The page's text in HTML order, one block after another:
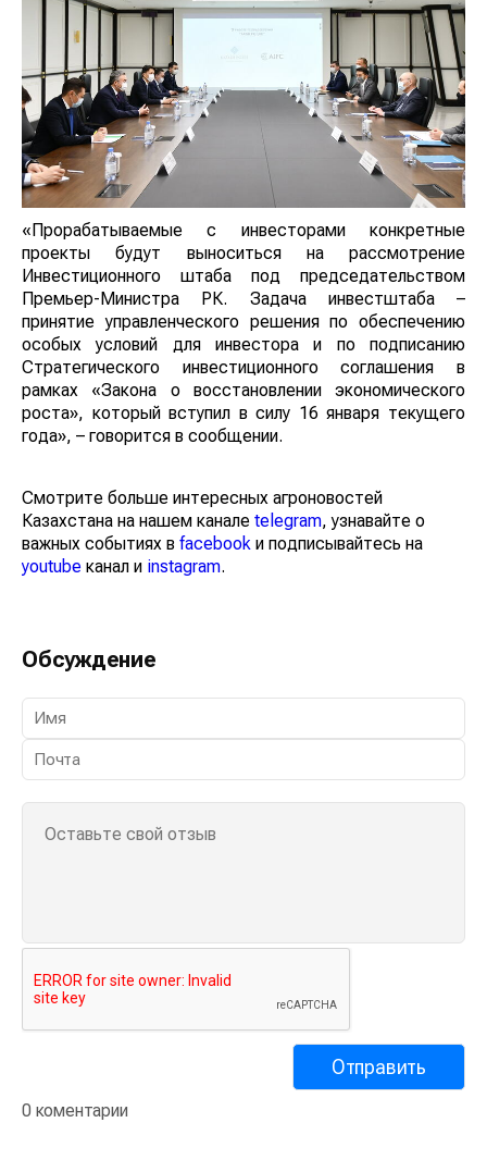
«Прорабатываемые с инвесторами конкретные
проекты будут выноситься на рассмотрение
Инвестиционного штаба под председательством
Премьер-Министра РК. Задача инвестштаба –
принятие управленческого решения по обеспечению
особых условий для инвестора и по подписанию
Стратегического инвестиционного соглашения в
рамках «Закона о восстановлении экономического
роста», который вступил в силу 16 января текущего
года», – говорится в сообщении.
Смотрите больше интересных агроновостей
Казахстана на нашем канале telegram, узнавайте о
важных событиях в facebook и подписывайтесь на
youtube канал и instagram.
Обсуждение
0 коментарии